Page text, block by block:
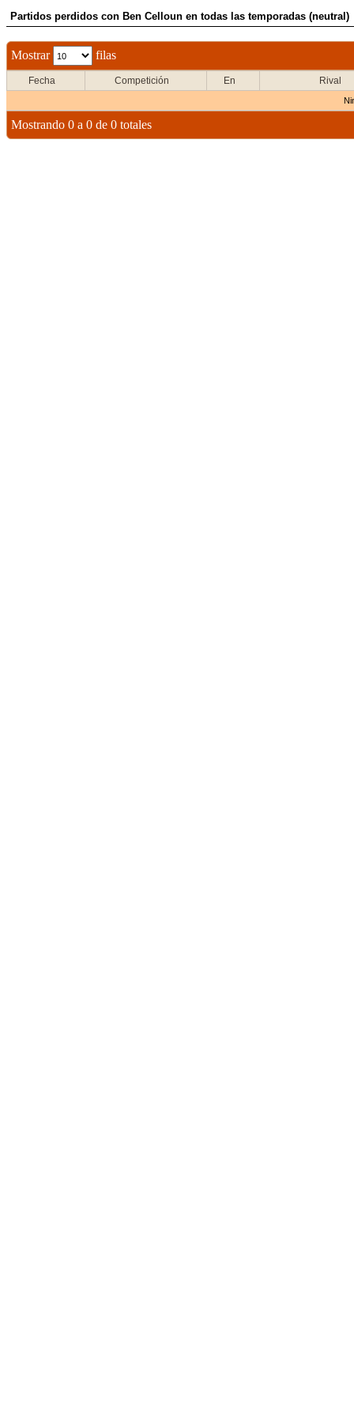
Partidos perdidos con Ben Celloun en todas las temporadas (neutral)
Mostrar filas
Fecha Competición En Rival
Mostrando 0 a 0 de 0 totales